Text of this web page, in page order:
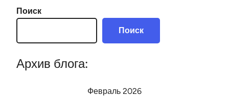
Поиск
Поиск
Архив блога:
Февраль 2026